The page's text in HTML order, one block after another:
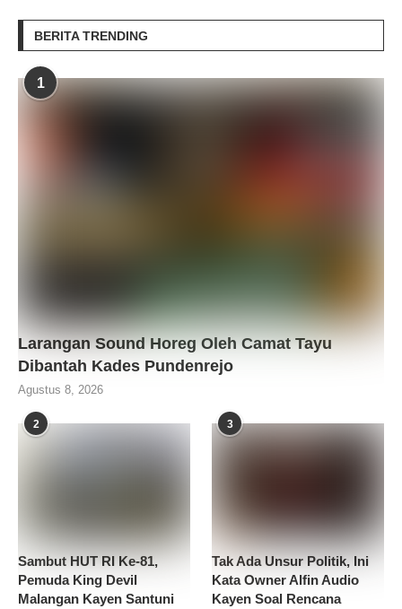
BERITA TRENDING
1
Larangan Sound Horeg Oleh Camat Tayu
Dibantah Kades Pundenrejo
Agustus 8, 2026
2
Sambut HUT RI Ke-81,
Pemuda King Devil
Malangan Kayen Santuni
3
Tak Ada Unsur Politik, Ini
Kata Owner Alfin Audio
Kayen Soal Rencana